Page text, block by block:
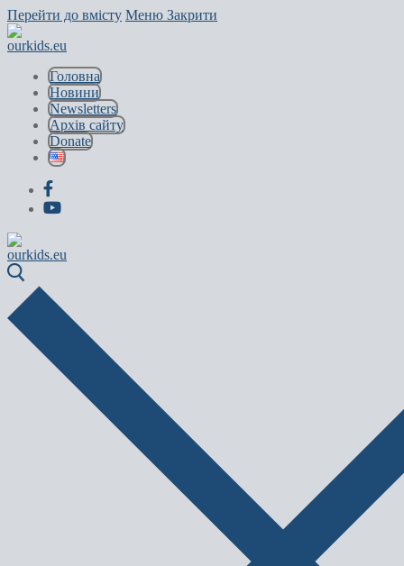
Перейти до вмісту Меню Закрити
Головна
Новини
Newsletters
Архів сайту
Donate